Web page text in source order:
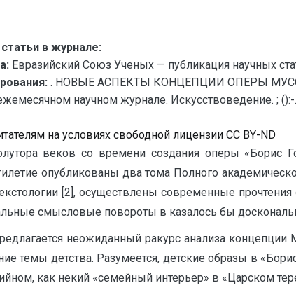
в журнале:
Евразийский Союз Ученых — публикация научных
. НОВЫЕ АСПЕКТЫ КОНЦЕПЦИИ ОПЕРЫ
научном журнале. Искусствоведение. ; ():-.
на условиях свободной лицензии CC BY-ND
веков со времени создания оперы «Борис
опубликованы два тома Полного
[2], осуществлены современные
смысловые повороты в казалось бы
неожиданный ракурс анализа
темы детства. Разумеется, детские образы в
как некий «семейный интерьер» в «Царском